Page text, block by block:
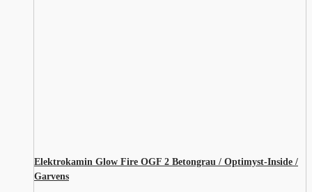
Elektrokamin Glow Fire OGF 2 Betongrau / Optimyst-Inside /
Garvens